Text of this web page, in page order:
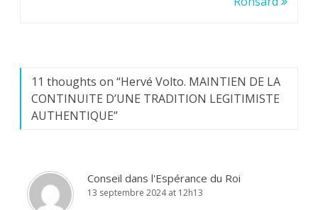
11 thoughts on “Hervé Volto. MAINTIEN DE LA
CONTINUITE D’UNE TRADITION LEGITIMISTE
AUTHENTIQUE”
Conseil dans l'Espérance du Roi
13 septembre 2024 at 12h13